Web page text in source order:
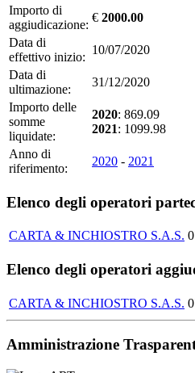
Importo di
aggiudicazione:
€ 2000.00
Data di
effettivo inizio:
10/07/2020
Data di
ultimazione:
31/12/2020
Importo delle
somme
liquidate:
2020: 869.09
2021: 1099.98
Anno di
riferimento:
2020 - 2021
Elenco degli operatori
CARTA & INCHIOSTRO S.A.S.
Elenco degli operatori
CARTA & INCHIOSTRO S.A.S.
Amministrazione